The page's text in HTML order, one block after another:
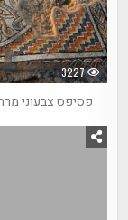
3227
פסיפס צבעוני מרהיב בן כ-1500 שנה נחשף